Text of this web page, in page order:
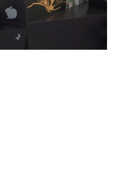
Lernen bietet das Bionicum
sind Forschungsbögen und